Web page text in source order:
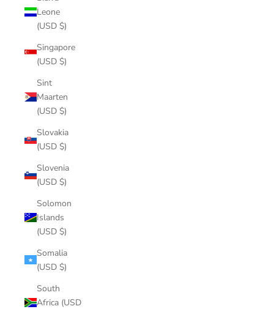
Leone
(USD $)
Singapore
(USD $)
Sint
Maarten
(USD $)
Slovakia
(USD $)
Slovenia
(USD $)
Solomon
Islands
(USD $)
Somalia
(USD $)
South
Africa (USD